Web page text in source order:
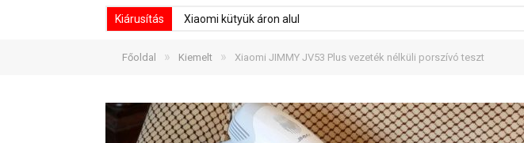
Kiárusítás Xiaomi kütyük áron alul
Főoldal » Kiemelt » Xiaomi JIMMY JV53 Plus vezeték nélküli porszívó teszt